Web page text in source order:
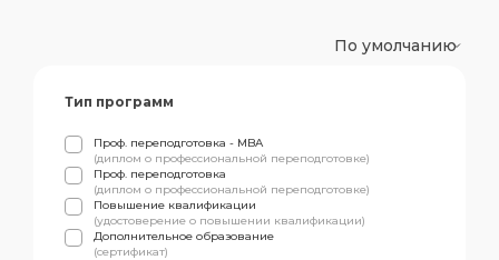
По умолчанию
Тип программ
Проф. переподготовка - MBA
(диплом о профессиональной переподготовке)
Проф. переподготовка
(диплом о профессиональной переподготовке)
Повышение квалификации
(удостоверение о повышении квалификации)
Дополнительное образование
(сертификат)